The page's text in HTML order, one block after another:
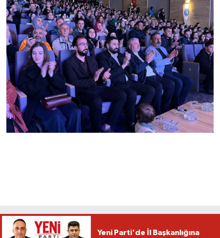
Yeni Parti'de İl Başkanlığına